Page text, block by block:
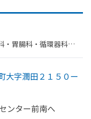
・​胃腸科・​循環器科・​
大字潤田２１５０ー
ンター前南へ